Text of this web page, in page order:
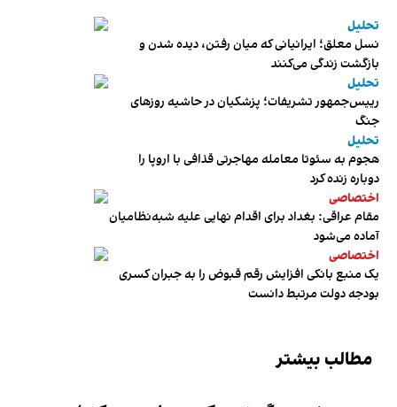
تحلیل
نسل معلق؛ ایرانیانی که میان رفتن، دیده شدن و
بازگشت زندگی می‌کنند
تحلیل
رییس‌جمهور تشریفات؛ پزشکیان در حاشیه روزهای
جنگ
تحلیل
هجوم به سئوتا معامله مهاجرتی قذافی با اروپا را
دوباره زنده کرد
اختصاصی
مقام عراقی: بغداد برای اقدام نهایی علیه شبه‌نظامیان
آماده می‌شود
اختصاصی
یک منبع بانکی افزایش رقم قبوض را به جبران کسری
بودجه دولت مرتبط دانست
مطالب بیشتر